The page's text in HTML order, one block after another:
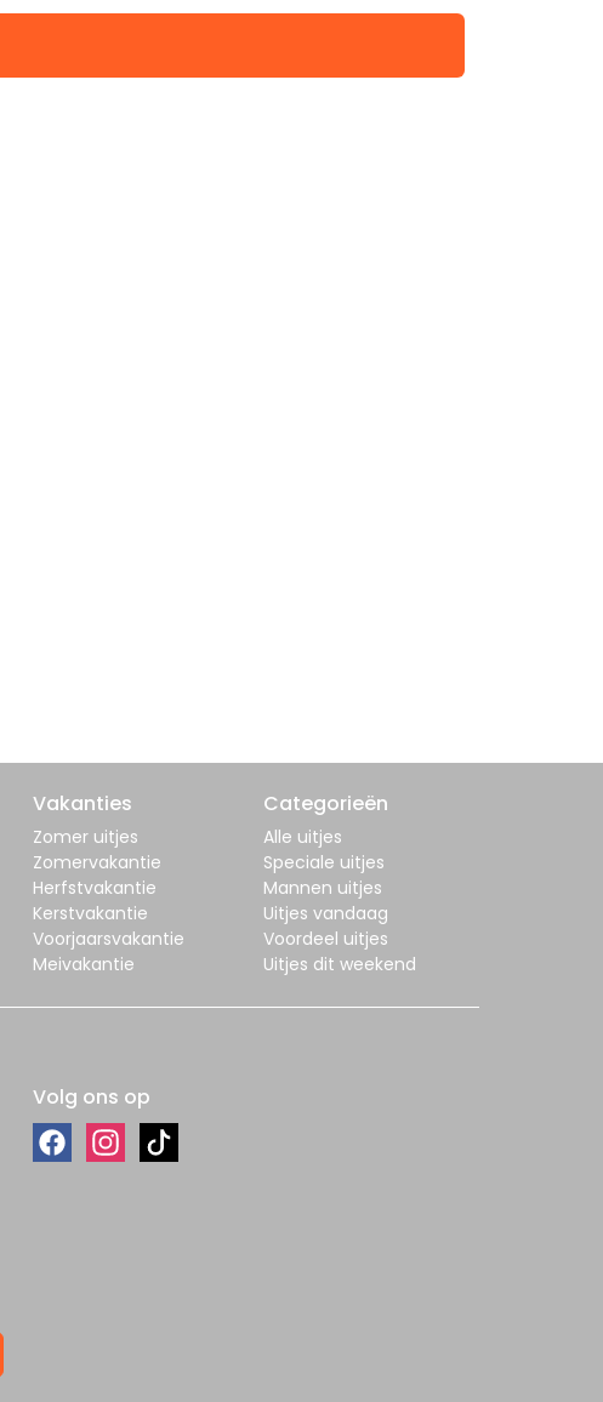
Vakanties
Zomer uitjes
Zomervakantie
Herfstvakantie
Kerstvakantie
Voorjaarsvakantie
Meivakantie
Categorieën
Alle uitjes
Speciale uitjes
Mannen uitjes
Uitjes vandaag
Voordeel uitjes
Uitjes dit weekend
Volg ons op